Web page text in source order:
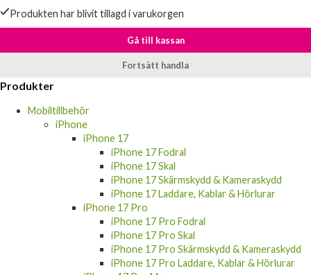
Produkten har blivit tillagd i varukorgen
Gå till kassan
Fortsätt handla
Produkter
Mobiltillbehör
iPhone
iPhone 17
iPhone 17 Fodral
iPhone 17 Skal
iPhone 17 Skärmskydd & Kameraskydd
iPhone 17 Laddare, Kablar & Hörlurar
iPhone 17 Pro
iPhone 17 Pro Fodral
iPhone 17 Pro Skal
iPhone 17 Pro Skärmskydd & Kameraskydd
iPhone 17 Pro Laddare, Kablar & Hörlurar